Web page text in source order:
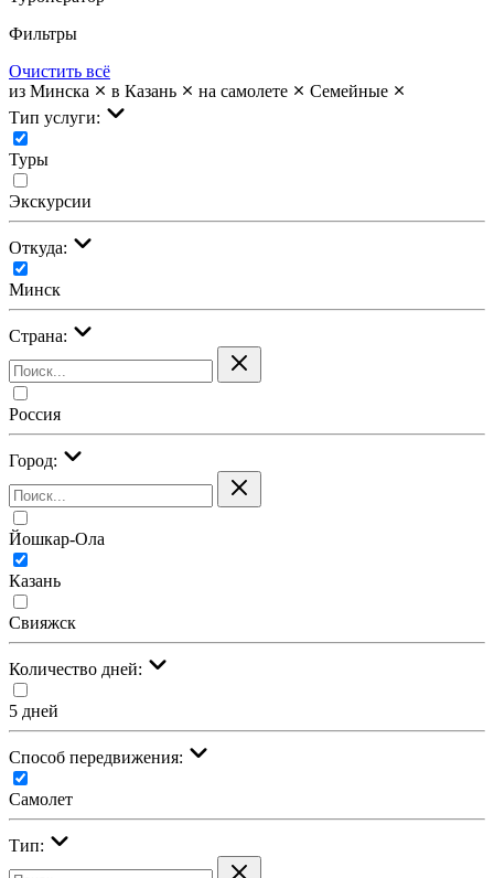
Фильтры
Очистить всё
из Минска
в Казань на самолете
Семейные
Тип услуги:
Туры
Экскурсии
Откуда:
Минск
Страна:
Россия
Город:
Йошкар-Ола
Казань
Свияжск
Количество дней:
5 дней
Cпособ передвижения:
Самолет
Тип: